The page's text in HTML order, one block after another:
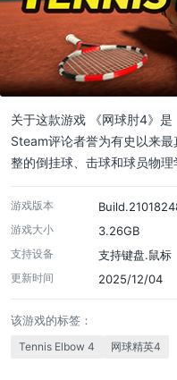
关于这款游戏 《网球肘4》
Steam评论者誉为有史以来
整的倒挂球、击球和球员物
游戏版本
游戏大小 3.26GB
支持设备 支持键盘.鼠标
更新时间 2025/12/04
该游戏的标签：
Tennis Elbow 4 网球精英4